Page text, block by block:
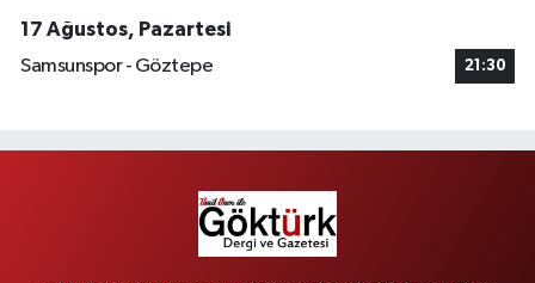
17 Ağustos, Pazartesi
Samsunspor - Göztepe
21:30